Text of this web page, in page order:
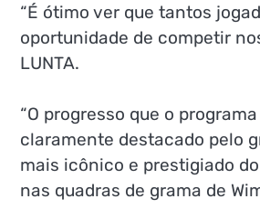
“É ótimo ver que tantos
oportunidade de competir
LUNTA.
“O progresso que o
claramente destacado pelo
mais icônico e prestigiado
nas quadras de grama de